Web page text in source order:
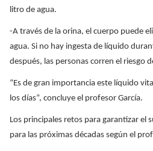
litro de agua.
-A través de la orina, el cuerpo puede
agua. Si no hay ingesta de líquido
después, las personas corren el riesgo
“Es de gran importancia este líquido
los días”, concluye el profesor García.
Los principales retos para garantizar el
para las próximas décadas según el